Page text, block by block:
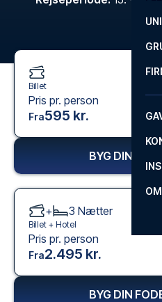
Billet
Pris pr. person
Fra595 kr.
BYG DIN
+ 3 Nætter
Billet + Hotel
Pris pr. person
Fra2.495 kr.
BYG DIN